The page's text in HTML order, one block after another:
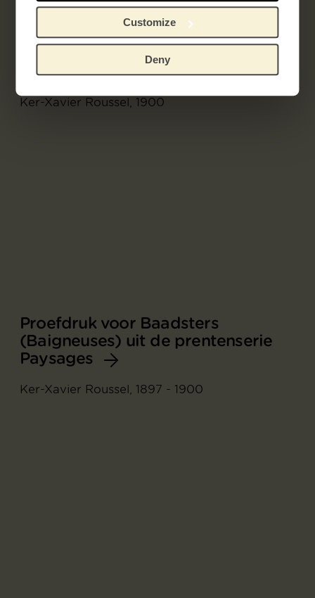
Customize
Deny
Baadsters (Baigneuses)
Ker-Xavier Roussel, 1900
Proefdruk voor Baadsters
(Baigneuses) uit de prentenserie
Paysages
Ker-Xavier Roussel, 1897 - 1900